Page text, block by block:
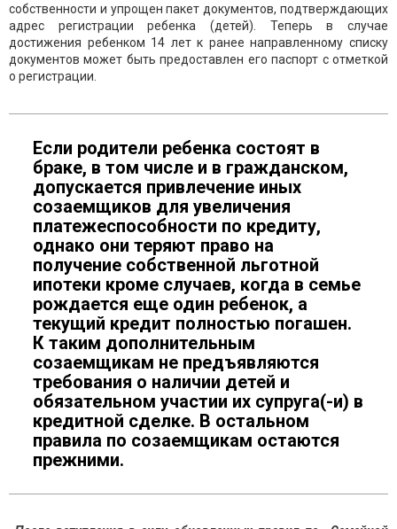
собственности и упрощен пакет документов, подтверждающих
адрес регистрации ребенка (детей). Теперь в случае
достижения ребенком 14 лет к ранее направленному списку
документов может быть предоставлен его паспорт с отметкой
о регистрации.
Если родители ребенка состоят в
браке, в том числе и в гражданском,
допускается привлечение иных
созаемщиков для увеличения
платежеспособности по кредиту,
однако они теряют право на
получение собственной льготной
ипотеки кроме случаев, когда в семье
рождается еще один ребенок, а
текущий кредит полностью погашен.
К таким дополнительным
созаемщикам не предъявляются
требования о наличии детей и
обязательном участии их супруга(-и) в
кредитной сделке. В остальном
правила по созаемщикам остаются
прежними.